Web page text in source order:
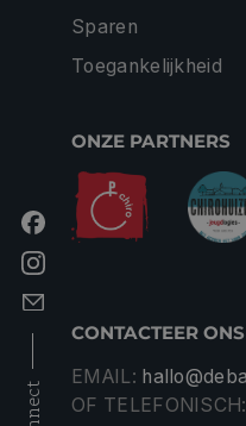
Sparen
Toegankelijkheid
ONZE PARTNERS
CONTACTEER ONS
EMAIL:
OF TELEFONISCH: